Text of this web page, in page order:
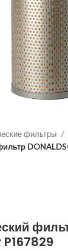
фильтры
P167829